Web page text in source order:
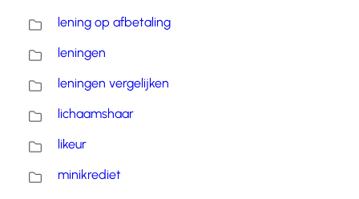
lening op afbetaling
leningen
leningen vergelijken
lichaamshaar
likeur
minikrediet